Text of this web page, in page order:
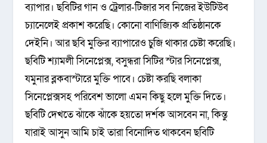
ব্যাপার। ছবিটির গান ও ট্রেলার-টিজার সব নিজের ইউটিউব
চ্যানেলেই প্রকাশ করেছি। কোনো বাণিজ্যিক প্রতিষ্ঠানকে
দেইনি। আর ছবি মুক্তির ব্যাপারেও চুজি থাকার চেষ্টা করেছি।
ছবিটি শ্যামলী সিনেপ্লেক্স, বসুন্ধরা সিটির স্টার সিনেপ্লেক্স,
যমুনার ব্লকবাস্টারে মুক্তি পাবে। চেষ্টা করছি বলাকা
সিনেপ্লেক্সসহ পরিবেশ ভালো এমন কিছু হলে মুক্তি দিতে।
ছবিটি দেখতে ঝাঁকে ঝাঁকে হয়তো দর্শক আসবেন না, কিন্তু
যারাই আসুন আমি চাই তারা বিনোদিত থাকবেন ছবিটি